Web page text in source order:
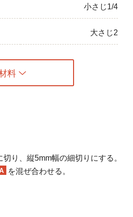
小さじ1/4
大さじ2
料
切り、縦5mm幅の細切りにする。
を混ぜ合わせる。